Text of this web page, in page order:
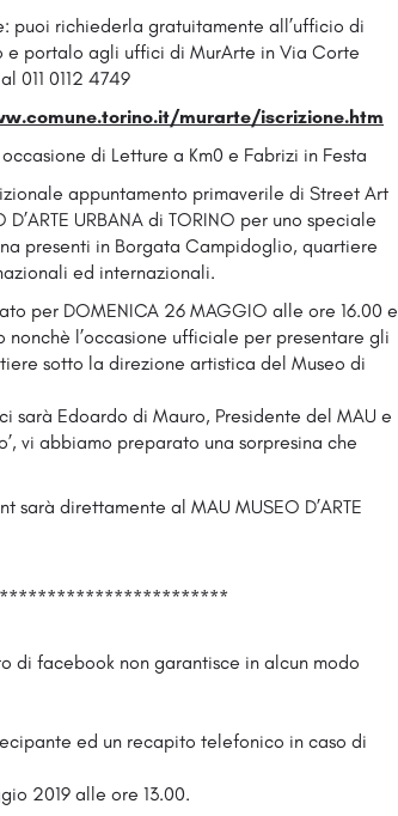
puoi richiederla gratuitamente all’ufficio di
e portalo agli uffici di MurArte in Via Corte
011 0112 4749
murarte/iscrizione.htm
di Letture a Km0 e Fabrizi in Festa
appuntamento primaverile di Street Art
URBANA di TORINO per uno speciale
presenti in Borgata Campidoglio, quartiere
ed internazionali.
per DOMENICA 26 MAGGIO alle ore 16.00 e
l’occasione ufficiale per presentare gli
sotto la direzione artistica del Museo di
sarà Edoardo di Mauro, Presidente del MAU e
vi abbiamo preparato una sorpresina che
direttamente al MAU MUSEO D’ARTE
di facebook non garantisce in alcun modo
ed un recapito telefonico in caso di
2019 alle ore 13.00.